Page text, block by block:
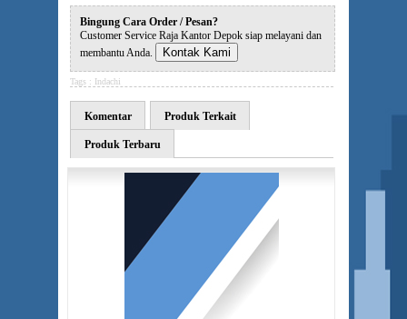
Bingung Cara Order / Pesan?
Customer Service Raja Kantor Depok siap melayani dan
membantu Anda.
Kontak Kami
Tags : Indachi
Komentar Produk Terkait
Produk Terbaru